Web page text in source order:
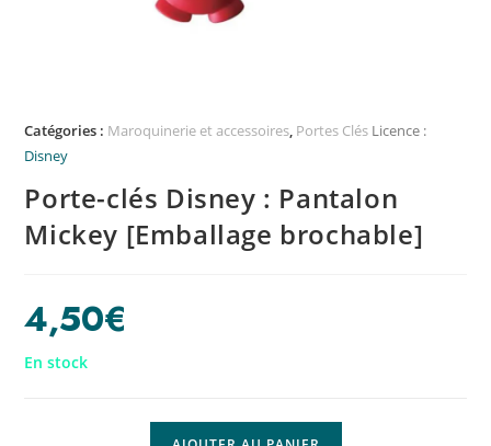
Catégories : Maroquinerie et accessoires, Portes Clés Licence :
Disney
Porte-clés Disney : Pantalon
Mickey [Emballage brochable]
4,50€
En stock